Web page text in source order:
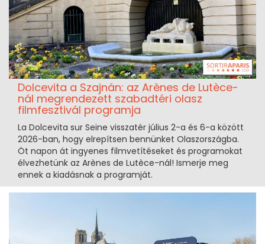
Dolcevita a Szajnán: az Arènes de Lutèce-
nál megrendezett szabadtéri olasz
filmfesztivál programja
La Dolcevita sur Seine visszatér július 2-a és 6-a között
2026-ban, hogy elrepítsen bennünket Olaszországba.
Öt napon át ingyenes filmvetítéseket és programokat
élvezhetünk az Arènes de Lutèce-nál! Ismerje meg
ennek a kiadásnak a programját.